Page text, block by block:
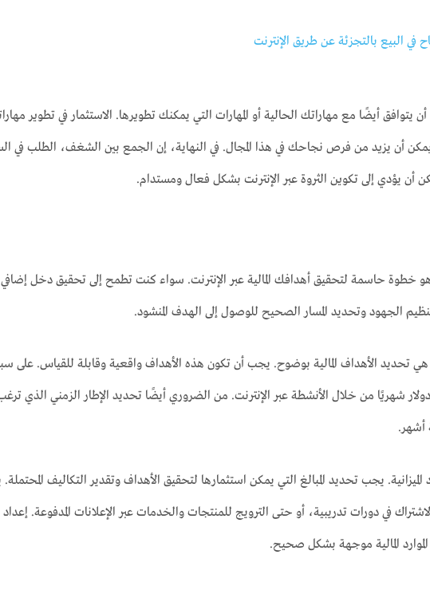
في البيع بالتجزئة عن طريق الإنترنت
أيضًا مع مهاراتك الحالية أو المهارات التي يمكنك تطويرها. الاستثمار في تطوير
يمكن أن يزيد من فرص نجاحك في هذا المجال. في النهاية، إن الجمع بين الشغف، الطلب في
أن يؤدي إلى تكوين الثروة عبر الإنترنت بشكل فعال ومستدام.
حاسمة لتحقيق أهدافك المالية عبر الإنترنت. سواء كنت تطمح إلى تحقيق دخل إضافي
الجهود وتحديد المسار الصحيح للوصول إلى الهدف المنشود.
الأهداف المالية بوضوح. يجب أن تكون هذه الأهداف واقعية وقابلة للقياس. على
هدف تحقيق دخل إضافي قدره 1000 دولار شهريًا من خلال الأنشطة عبر الإنترنت. من الضروري أيضًا تحديد الإطار الزمني
أشهر.
يجب تحديد المبالغ التي يمكن استثمارها لتحقيق الأهداف وتقدير التكاليف
في دورات تدريبية، أو حتى الترويج للمنتجات والخدمات عبر الإعلانات المدفوعة.
المالية موجهة بشكل صحيح.